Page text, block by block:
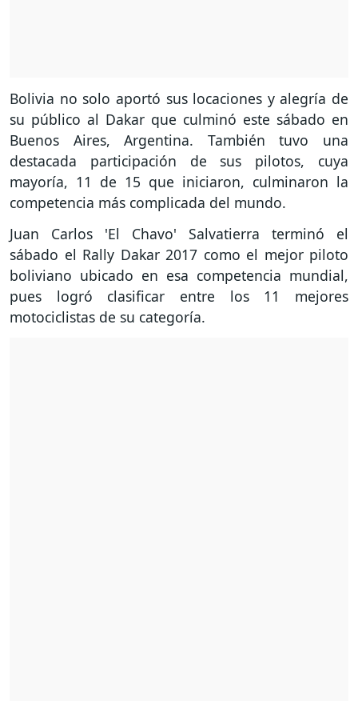
Bolivia no solo aportó sus locaciones y alegría de
su público al Dakar que culminó este sábado en
Buenos Aires, Argentina. También tuvo una
destacada participación de sus pilotos, cuya
mayoría, 11 de 15 que iniciaron, culminaron la
competencia más complicada del mundo.
Juan Carlos 'El Chavo' Salvatierra terminó el
sábado el Rally Dakar 2017 como el mejor piloto
boliviano ubicado en esa competencia mundial,
pues logró clasificar entre los 11 mejores
motociclistas de su categoría.